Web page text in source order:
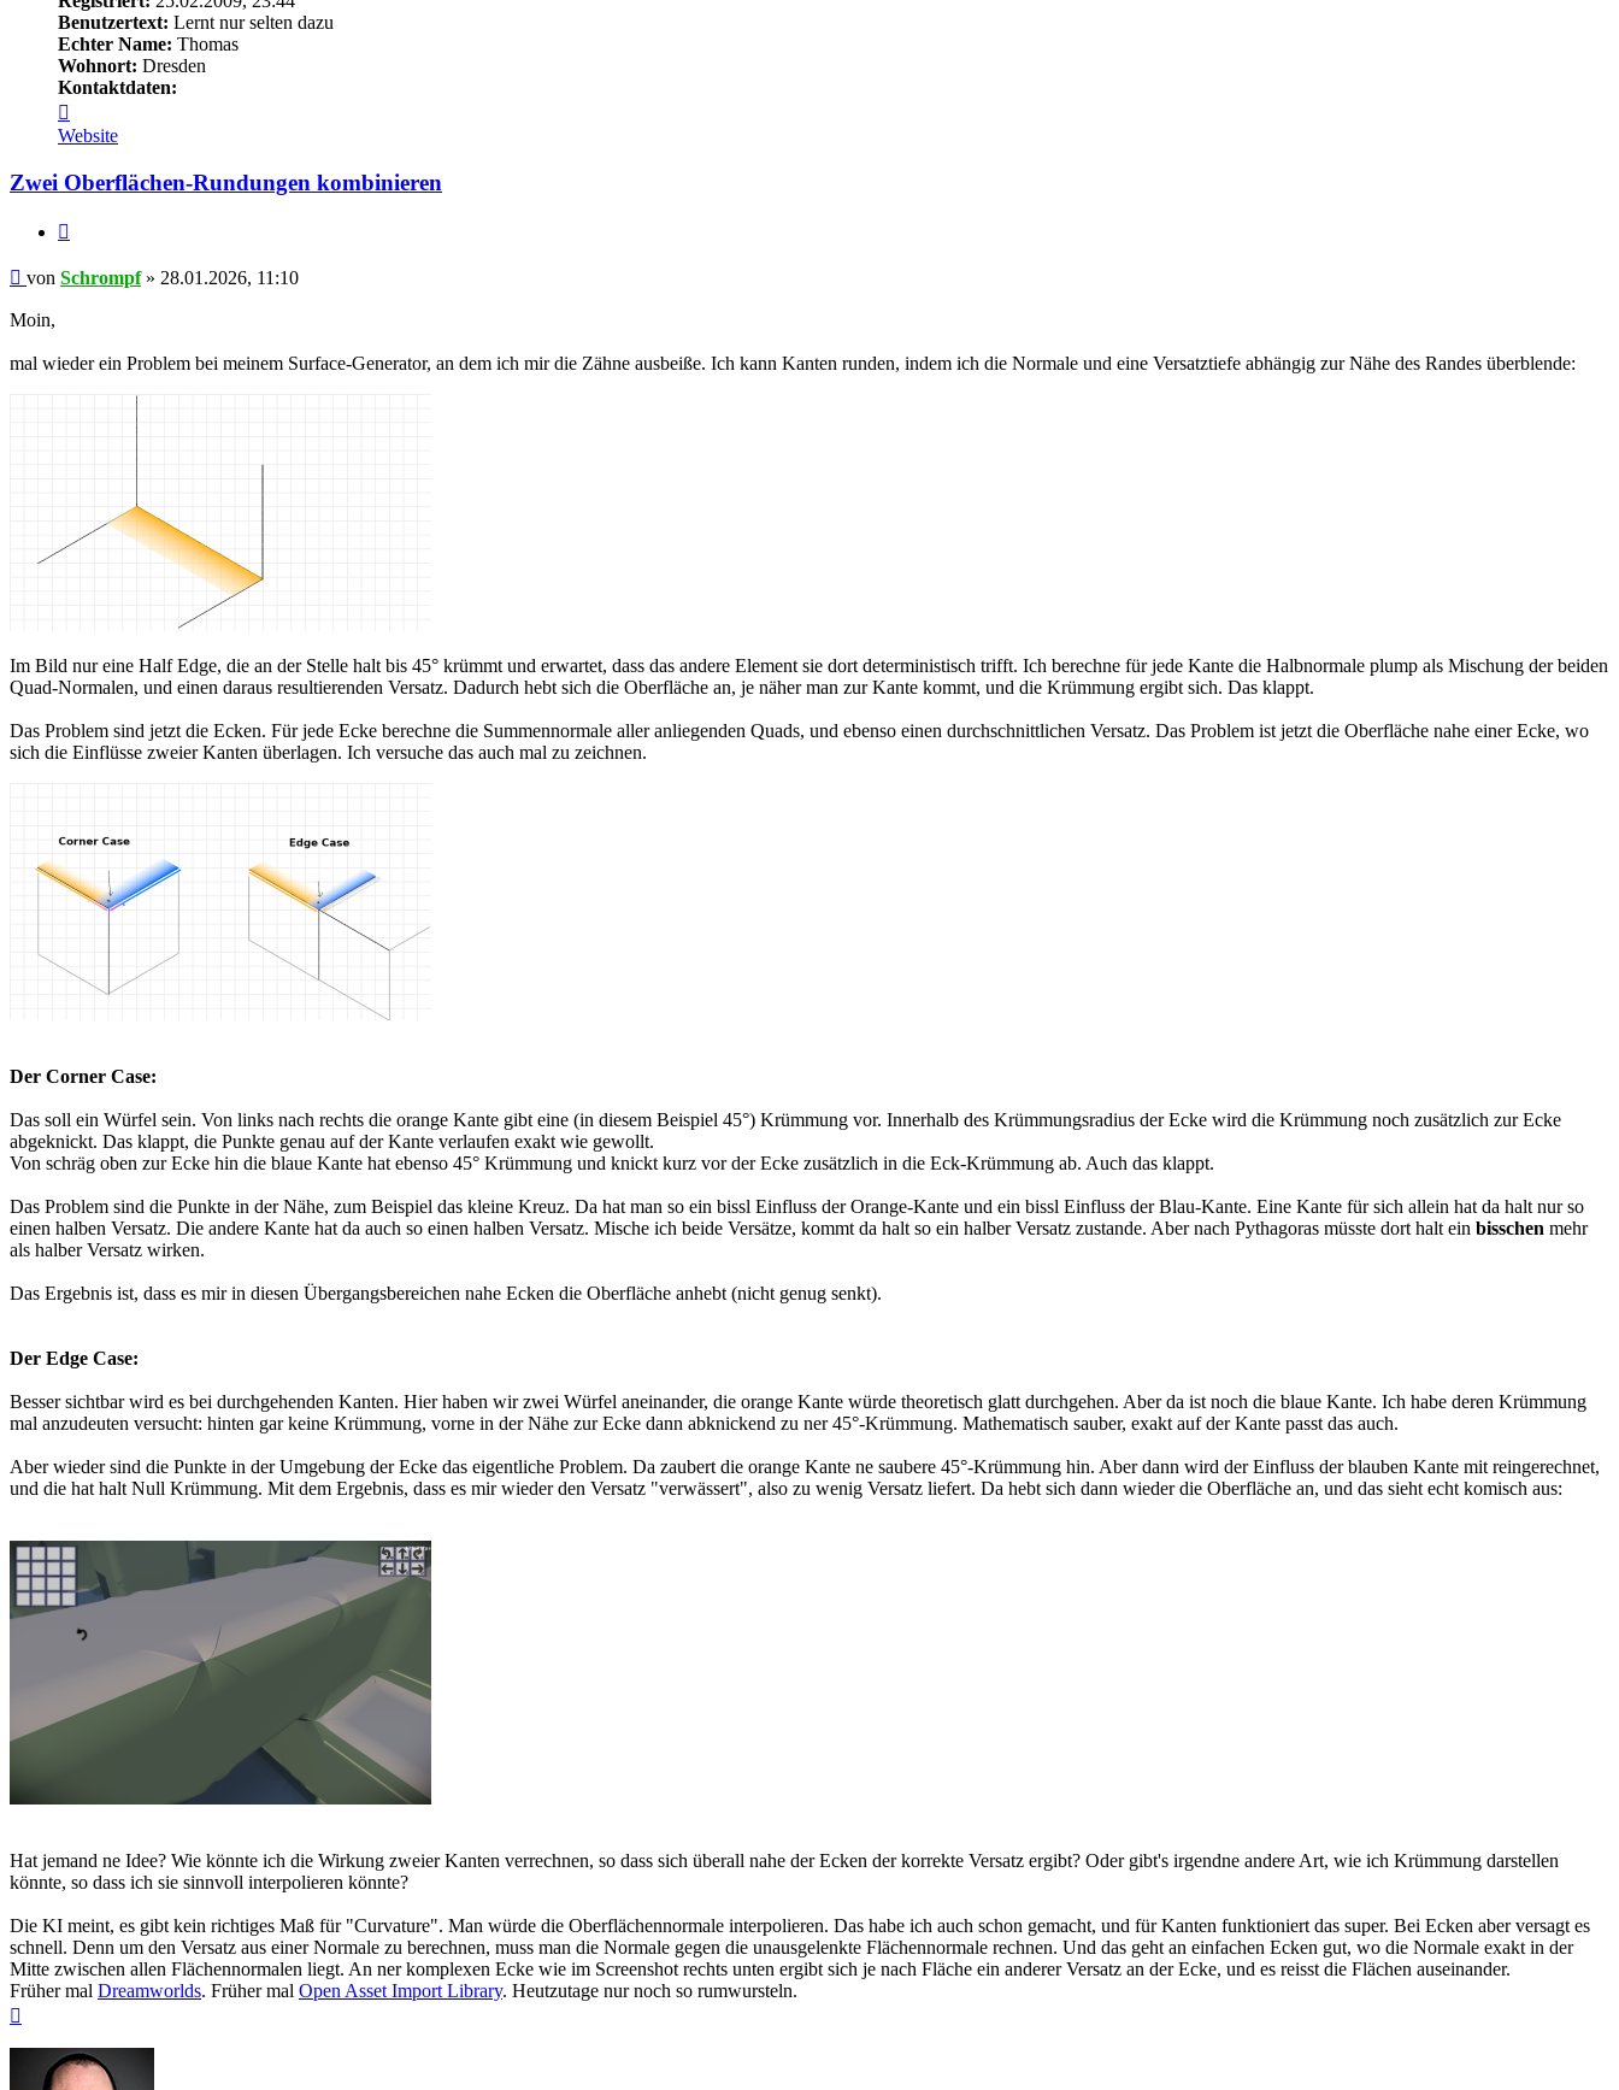
Benutzertext: Lernt nur selten dazu
Echter Name: Thomas
Wohnort: Dresden
Kontaktdaten:
von
Schrompf
Website
Zwei Oberflächen-Rundungen kombinieren
Beitrag
von Schrompf» 28.01.2026, 11:10
Moin,
mal wieder ein Problem bei meinem Surface-Generator, an dem ich mir die Zähne ausbeiße. Ich kann Kanten runden, indem ich die Normale und eine Versatztiefe abhängig zur Nähe des Randes überblende:
Im Bild nur eine Half Edge, die an der Stelle halt bis 45° krümmt und erwartet, dass das andere Element sie dort deterministisch trifft. Ich berechne für jede Kante die Halbnormale plump als Mischung der beiden
Quad-Normalen, und einen daraus resultierenden Versatz. Dadurch hebt sich die Oberfläche an, je näher man zur Kante kommt, und die Krümmung ergibt sich. Das klappt.
Das Problem sind jetzt die Ecken. Für jede Ecke berechne die Summennormale aller anliegenden Quads, und ebenso einen durchschnittlichen Versatz. Das Problem ist jetzt die Oberfläche nahe einer Ecke, wo
sich die Einflüsse zweier Kanten überlagen. Ich versuche das auch mal zu zeichnen.
Der Corner Case:
Das soll ein Würfel sein. Von links nach rechts die orange Kante gibt eine (in diesem Beispiel 45°) Krümmung vor. Innerhalb des Krümmungsradius der Ecke wird die Krümmung noch zusätzlich zur Ecke
abgeknickt. Das klappt, die Punkte genau auf der Kante verlaufen exakt wie gewollt.
Von schräg oben zur Ecke hin die blaue Kante hat ebenso 45° Krümmung und knickt kurz vor der Ecke zusätzlich in die Eck-Krümmung ab. Auch das klappt.
Das Problem sind die Punkte in der Nähe, zum Beispiel das kleine Kreuz. Da hat man so ein bissl Einfluss der Orange-Kante und ein bissl Einfluss der Blau-Kante. Eine Kante für sich allein hat da halt nur so
einen halben Versatz. Die andere Kante hat da auch so einen halben Versatz. Mische ich beide Versätze, kommt da halt so ein halber Versatz zustande. Aber nach Pythagoras müsste dort halt ein bisschen mehr
als halber Versatz wirken.
Das Ergebnis ist, dass es mir in diesen Übergangsbereichen nahe Ecken die Oberfläche anhebt (nicht genug senkt).
Der Edge Case:
Besser sichtbar wird es bei durchgehenden Kanten. Hier haben wir zwei Würfel aneinander, die orange Kante würde theoretisch glatt durchgehen. Aber da ist noch die blaue Kante. Ich habe deren Krümmung
mal anzudeuten versucht: hinten gar keine Krümmung, vorne in der Nähe zur Ecke dann abknickend zu ner 45°-Krümmung. Mathematisch sauber, exakt auf der Kante passt das auch.
Aber wieder sind die Punkte in der Umgebung der Ecke das eigentliche Problem. Da zaubert die orange Kante ne saubere 45°-Krümmung hin. Aber dann wird der Einfluss der blauben Kante mit reingerechnet,
und die hat halt Null Krümmung. Mit dem Ergebnis, dass es mir wieder den Versatz "verwässert", also zu wenig Versatz liefert. Da hebt sich dann wieder die Oberfläche an, und das sieht echt komisch aus:
Hat jemand ne Idee? Wie könnte ich die Wirkung zweier Kanten verrechnen, so dass sich überall nahe der Ecken der korrekte Versatz ergibt? Oder gibt's irgendne andere Art, wie ich Krümmung darstellen
könnte, so dass ich sie sinnvoll interpolieren könnte?
Die KI meint, es gibt kein richtiges Maß für "Curvature". Man würde die Oberflächennormale interpolieren. Das habe ich auch schon gemacht, und für Kanten funktioniert das super. Bei Ecken aber versagt es
schnell. Denn um den Versatz aus einer Normale zu berechnen, muss man die Normale gegen die unausgelenkte Flächennormale rechnen. Und das geht an einfachen Ecken gut, wo die Normale exakt in der
Mitte zwischen allen Flächennormalen liegt. An ner komplexen Ecke wie im Screenshot rechts unten ergibt sich je nach Fläche ein anderer Versatz an der Ecke, und es reisst die Flächen auseinander.
Früher mal Dreamworlds. Früher mal Open Asset Import Library. Heutzutage nur noch so rumwursteln.